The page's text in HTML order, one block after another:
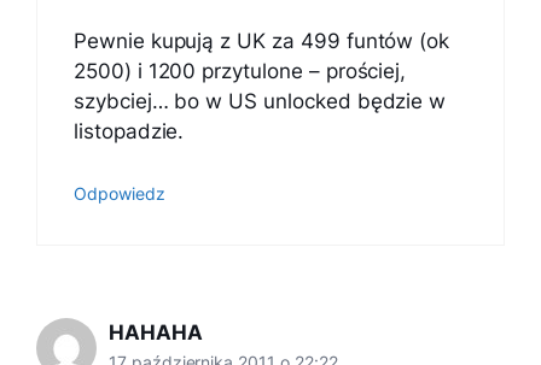
Pewnie kupują z UK za 499 funtów (ok
2500) i 1200 przytulone – prościej,
szybciej… bo w US unlocked będzie w
listopadzie.
Odpowiedz
HAHAHA